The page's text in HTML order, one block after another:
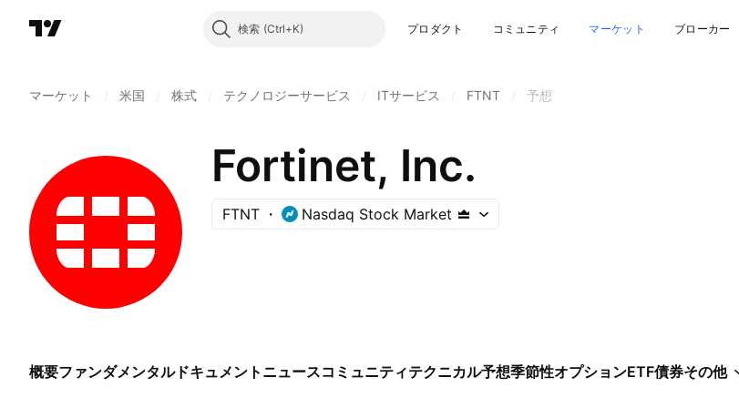
検索 プロダクト コミュニティ マーケット ブローカー
マーケット 米国 株式 テクノロジーサービス ITサービス FTNT 予想
Fortinet, Inc.
FTNT Nasdaq Stock Market
概要ファンダメンタルドキュメント ニュースコミュニティテクニカル予想季節性オプションETF債券その他